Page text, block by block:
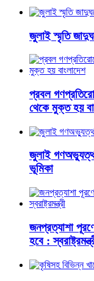
জুলাই স্মৃতি
প্রবল
থেকে মুক্ত হয়
জুলাই
ভূমিকা
জনপ্রত্যাশা
হবে :